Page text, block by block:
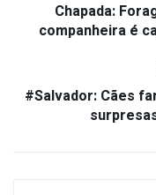
Chapada:
companheira é
#Salvador: Cães